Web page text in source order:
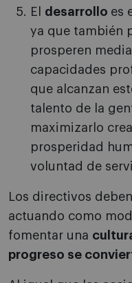
El desarrollo es
ya que también
prosperen
capacidades
que alcanzan
talento de la
maximizarlo
prosperidad
voluntad de
Los directivos
actuando como
fomentar una
progreso se